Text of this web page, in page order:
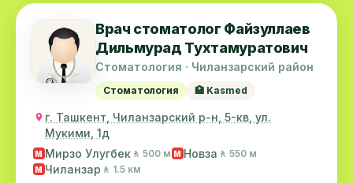
Врач стоматолог Файзуллаев
Дильмурад Тухтамуратович
Стоматология · Чиланзарский район
Стоматология 🏥 Kasmed
г. Ташкент, Чиланзарский р-н, 5-кв, ул.
Мукими, 1д
M Мирзо Улугбек 🚶 500 м M Новза 🚶 550 м
M Чиланзар 🚶 1.5 км